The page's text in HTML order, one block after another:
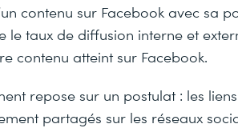
contenu sur Facebook avec sa
le taux de diffusion interne et
contenu atteint sur Facebook.
repose sur un postulat : les
partagés sur les réseaux